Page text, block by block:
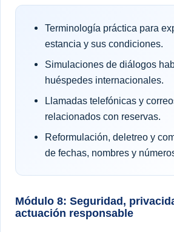
Terminología práctica para
estancia y sus condiciones.
Simulaciones de diálogos
huéspedes internacionales.
Llamadas telefónicas y
relacionados con reservas.
Reformulación, deletreo y
de fechas, nombres y
Módulo 8: Seguridad,
actuación responsable